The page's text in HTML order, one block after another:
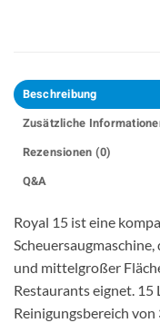
Beschreibung
Zusätzliche
Rezensionen (0)
Q&A
Royal 15 ist eine
und mittelgroßer
Restaurants eignet. 15
Reinigungsbereich